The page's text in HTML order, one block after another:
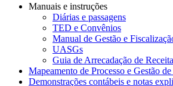
Manuais e instruções
Diárias e passagens
TED e Convênios
Manual de Gestão e
UASGs
Guia de Arrecadação de
Mapeamento de Processo e Gestão
Demonstrações contábeis e notas